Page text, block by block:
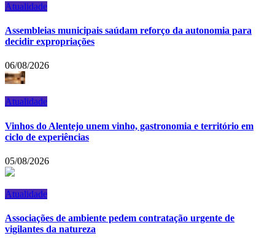
Atualidade
Assembleias municipais saúdam reforço da autonomia para
decidir expropriações
06/08/2026
Atualidade
Vinhos do Alentejo unem vinho, gastronomia e território em
ciclo de experiências
05/08/2026
Atualidade
Associações de ambiente pedem contratação urgente de
vigilantes da natureza